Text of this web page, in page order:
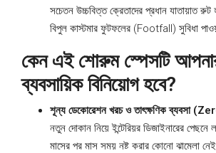
সচেতন উচ্চবিত্ত ক্রেতাদের প্রধান যাতায়াত রুট
বিপুল কাস্টমার ফুটফলের (Footfall) সুবিধা
কেন এই শোরুম স্পেসটি
ব্যবসায়িক বিনিয়োগ হবে?
শূন্য ডেকোরেশন খরচ ও তাৎক্ষণিক ব্যবসা
নতুন দোকান নিয়ে ইন্টেরিয়র ডিজাইনারের পেছনে
মাসের পর মাস সময় নষ্ট করার কোনো ঝামেলা